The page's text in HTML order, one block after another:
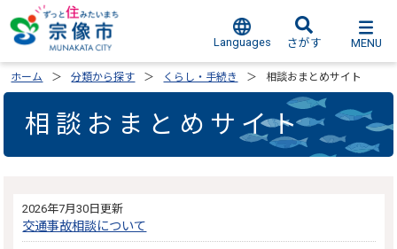
Languages さがす MENU
ホーム 分類から探す くらし・手続き 相談おまとめサイト
相談おまとめサイト
2026年7月30日更新
交通事故相談について